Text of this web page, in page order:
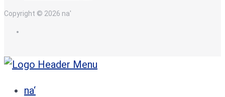
Copyright © 2026 na'
na‘